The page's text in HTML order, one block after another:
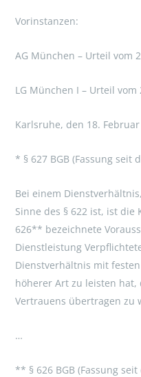
Vorinstanzen:
AG München – Urteil vom
LG München I – Urteil vom
Karlsruhe, den 18.
* § 627 BGB (Fassung seit
Bei einem
Sinne des § 622 ist, ist
626** bezeichnete
Dienstleistung
Dienstverhältnis mit
höherer Art zu leisten
Vertrauens übertragen zu
…
** § 626 BGB (Fassung